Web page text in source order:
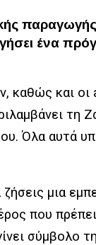
ένα
καθώς και οι
τη
. Όλα αυτά
μια
που
σύμβολο